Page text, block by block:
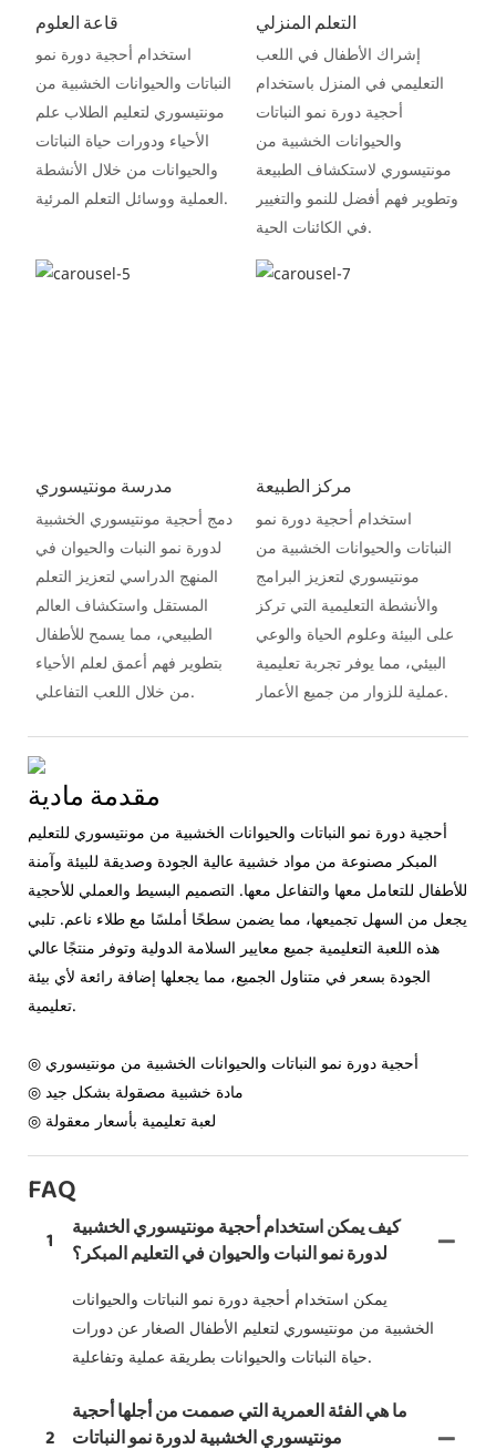
قاعة العلوم
استخدام أحجية دورة نمو
النباتات والحيوانات الخشبية من
مونتيسوري لتعليم الطلاب علم
الأحياء ودورات حياة النباتات
والحيوانات من خلال الأنشطة
العملية ووسائل التعلم المرئية.
التعلم المنزلي
إشراك الأطفال في اللعب
التعليمي في المنزل باستخدام
أحجية دورة نمو النباتات
والحيوانات الخشبية من
مونتيسوري لاستكشاف الطبيعة
وتطوير فهم أفضل للنمو والتغيير
في الكائنات الحية.
مدرسة مونتيسوري
دمج أحجية مونتيسوري الخشبية
لدورة نمو النبات والحيوان في
المنهج الدراسي لتعزيز التعلم
المستقل واستكشاف العالم
الطبيعي، مما يسمح للأطفال
بتطوير فهم أعمق لعلم الأحياء
من خلال اللعب التفاعلي.
مركز الطبيعة
استخدام أحجية دورة نمو
النباتات والحيوانات الخشبية من
مونتيسوري لتعزيز البرامج
والأنشطة التعليمية التي تركز
على البيئة وعلوم الحياة والوعي
البيئي، مما يوفر تجربة تعليمية
عملية للزوار من جميع الأعمار.
مقدمة مادية
أحجية دورة نمو النباتات والحيوانات الخشبية من مونتيسوري للتعليم
المبكر مصنوعة من مواد خشبية عالية الجودة وصديقة للبيئة وآمنة
للأطفال للتعامل معها والتفاعل معها. التصميم البسيط والعملي للأحجية
يجعل من السهل تجميعها، مما يضمن سطحًا أملسًا مع طلاء ناعم. تلبي
هذه اللعبة التعليمية جميع معايير السلامة الدولية وتوفر منتجًا عالي
الجودة بسعر في متناول الجميع، مما يجعلها إضافة رائعة لأي بيئة
تعليمية.
◎ مادة خشبية مصقولة بشكل جيد
◎ لعبة تعليمية بأسعار معقولة
FAQ
1
كيف يمكن استخدام أحجية مونتيسوري الخشبية
لدورة نمو النبات والحيوان في التعليم المبكر؟
يمكن استخدام أحجية دورة نمو النباتات والحيوانات
الخشبية من مونتيسوري لتعليم الأطفال الصغار عن دورات
حياة النباتات والحيوانات بطريقة عملية وتفاعلية.
2
ما هي الفئة العمرية التي صممت من أجلها أحجية
مونتيسوري الخشبية لدورة نمو النباتات